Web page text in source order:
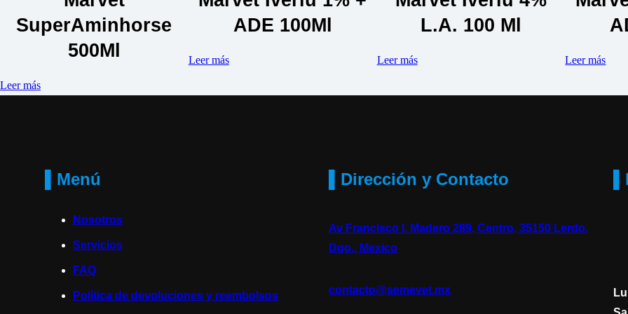
SuperAminhorse
500Ml
Leer más
ADE 100Ml
Leer más
L.A. 100 Ml
Leer más Leer más
▌Menú
Nosotros
Servicios
FAQ
Política de devoluciones y reembolsos
▌Dirección y Contacto
Av Francisco I. Madero 289, Centro, 35150 Lerdo,
Dgo., Mexico
contacto@semevet.mx